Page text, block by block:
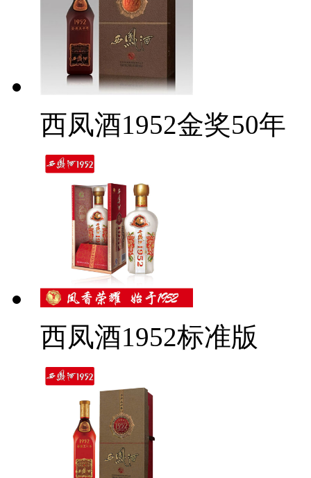
西凤酒1952金奖50年
西凤酒1952标准版